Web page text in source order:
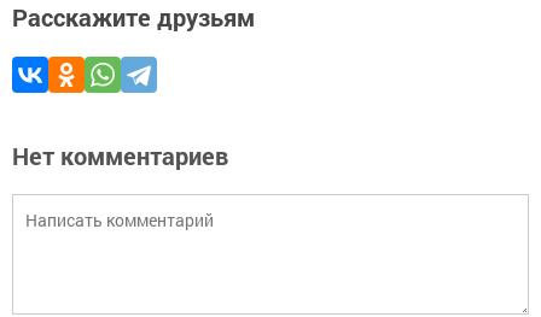
Расскажите друзьям
Нет комментариев